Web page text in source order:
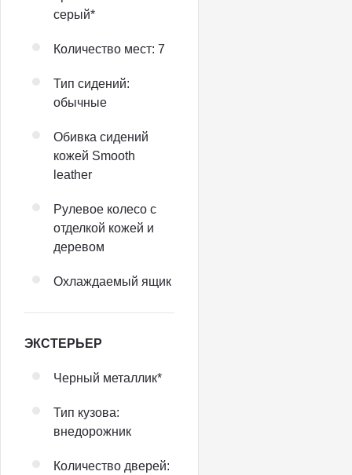
серый*
Количество мест: 7
Тип сидений:
обычные
Обивка сидений
кожей Smooth
leather
Рулевое колесо с
отделкой кожей и
деревом
Охлаждаемый ящик
ЭКСТЕРЬЕР
Черный металлик*
Тип кузова:
внедорожник
Количество дверей: